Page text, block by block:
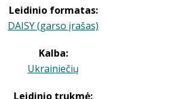
Leidinio formatas:
DAISY (garso įrašas)
Kalba:
Ukrainiečių
Leidinio trukmė: